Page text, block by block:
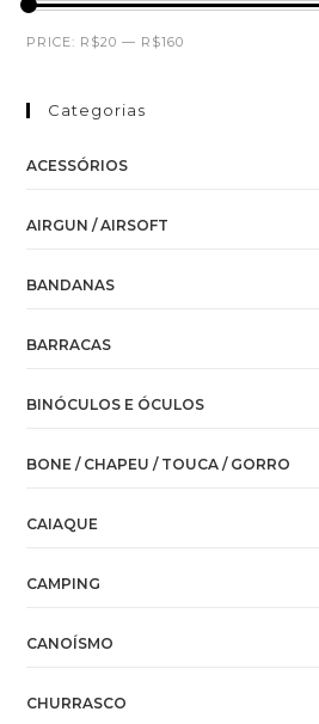
PRICE: R$20 — R$160
Categorias
ACESSÓRIOS
AIRGUN / AIRSOFT
BANDANAS
BARRACAS
BINÓCULOS E ÓCULOS
BONE / CHAPEU / TOUCA / GORRO
CAIAQUE
CAMPING
CANOÍSMO
CHURRASCO